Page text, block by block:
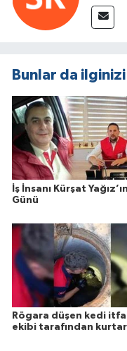
Bunlar da
İş İnsanı Kürşat
Günü
Rögara düşen kedi
ekibi tarafından